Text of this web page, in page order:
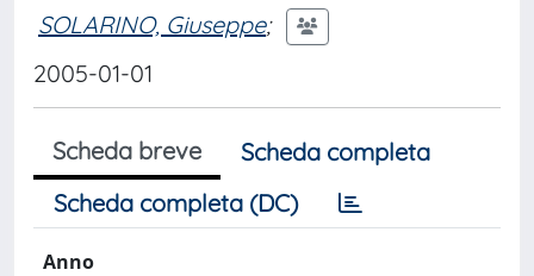
SOLARINO, Giuseppe;
2005-01-01
Scheda breve
Scheda completa
Scheda completa (DC)
Anno